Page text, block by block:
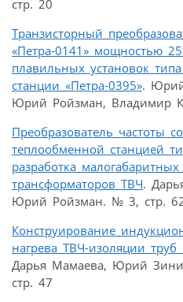
стр. 20
Транзисторный
«Петра-0141» мощностью
плавильных установок
станции «Петра-0395».
Юрий Ройзман, Владимир
Преобразователь частоты
теплообменной станцией
разработка
трансформаторов ТВЧ.
Юрий Ройзман. № 3, стр.
Конструирование
нагрева ТВЧ-изоляции
Дарья Мамаева, Юрий
стр. 47